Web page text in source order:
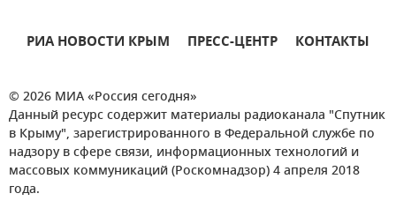
РИА НОВОСТИ КРЫМ ПРЕСС-ЦЕНТР КОНТАКТЫ
© 2026 МИА «Россия сегодня»
Данный ресурс содержит материалы радиоканала "Спутник
в Крыму", зарегистрированного в Федеральной службе по
надзору в сфере связи, информационных технологий и
массовых коммуникаций (Роскомнадзор) 4 апреля 2018
года.